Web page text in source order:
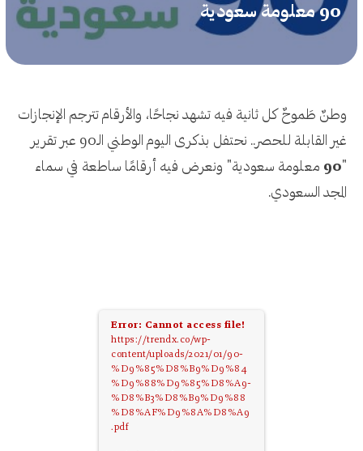
90 معلومة سعودية
وطنٌ طَموحٌ كل ثانية فيه تشهد نجاحًا، والأرقام تترجم الإنجازات
غير القابلة للحصر.. نحتفل بذكرى اليوم الوطني الـ90 عبر تقرير
"
90 معلومة سعودية" ونعرض فيه أرقامًا ساطعة في سماء
المجد السعودي.
Error: Cannot access file!
https://trendx.co/wp-
content/uploads/2021/01/90-
%D9%85%D8%B9%D9%84
%D9%88%D9%85%D8%A9-
%D8%B3%D8%B9%D9%88
%D8%AF%D9%8A%D8%A9
.pdf